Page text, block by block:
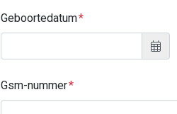
Geboortedatum
Gsm-nummer